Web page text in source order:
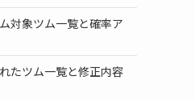
対象ツム一覧と確率ア
たツム一覧と修正内容